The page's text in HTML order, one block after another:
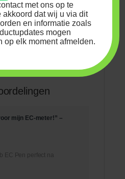
Vragen
met deze oplossing?
mijn EC-meter!” –
EC Pen perfect na
met ons op te
akkoord dat wij u via dit
en informatie zoals
mogen
op elk moment afmelden.